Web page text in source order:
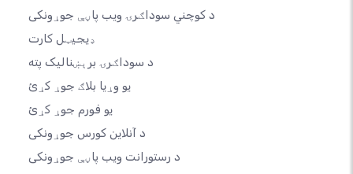
د کوچني سوداګرۍ ویب پاڼې جوړونکی
ډیجیټل کارت
د سوداګرۍ برېښنالیک پته
یو وړیا بلاګ جوړ کړئ
یو فورم جوړ کړئ
د آنلاین کورس جوړونکی
د رستورانت ویب پاڼې جوړونکی